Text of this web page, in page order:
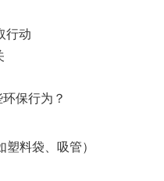
行动
保行为？
料袋、吸管）